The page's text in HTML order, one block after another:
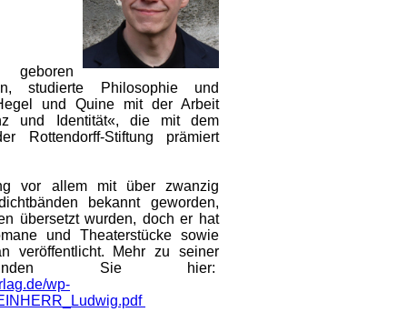
geboren
studierte Philosophie und
und Quine mit der Arbeit
und Identität«, die mit dem
Rottendorff-Stiftung prämiert
vor allem mit über zwanzig
bekannt geworden,
übersetzt wurden, doch er hat
und Theaterstücke sowie
veröffentlicht. Mehr zu seiner
Sie hier:
wp-